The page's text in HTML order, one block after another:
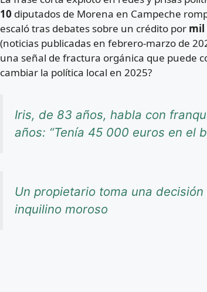
10 diputados de Morena en Campeche
escaló tras debates sobre un crédito por mil
(noticias publicadas en febrero-marzo de
una señal de fractura orgánica que puede
cambiar la política local en 2025?
Iris, de 83 años, habla con
años: “Tenía 45 000 euros en el
Un propietario toma una
inquilino moroso